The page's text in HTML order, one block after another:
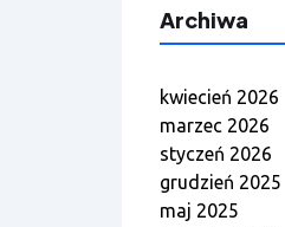
Archiwa
kwiecień 2026
marzec 2026
styczeń 2026
grudzień 2025
maj 2025